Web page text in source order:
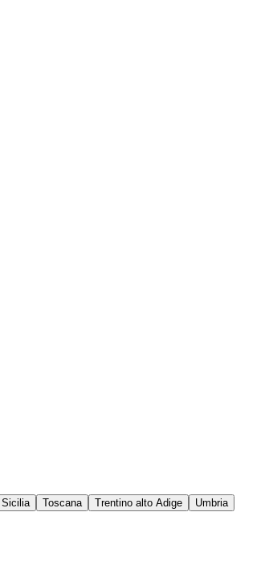
Sicilia Toscana Trentino alto Adige
Umbria